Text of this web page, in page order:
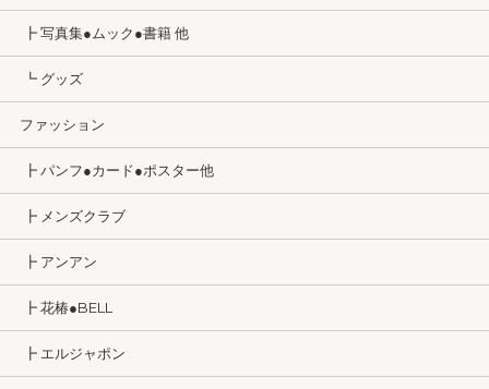
┣ 写真集●ムック●書籍 他
┗ グッズ
ファッション
┣ パンフ●カード●ポスター他
┣ メンズクラブ
┣ アンアン
┣ 花椿●BELL
┣ エルジャポン